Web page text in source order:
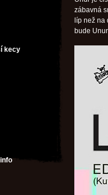
kecy
zábavná
líp než
bude